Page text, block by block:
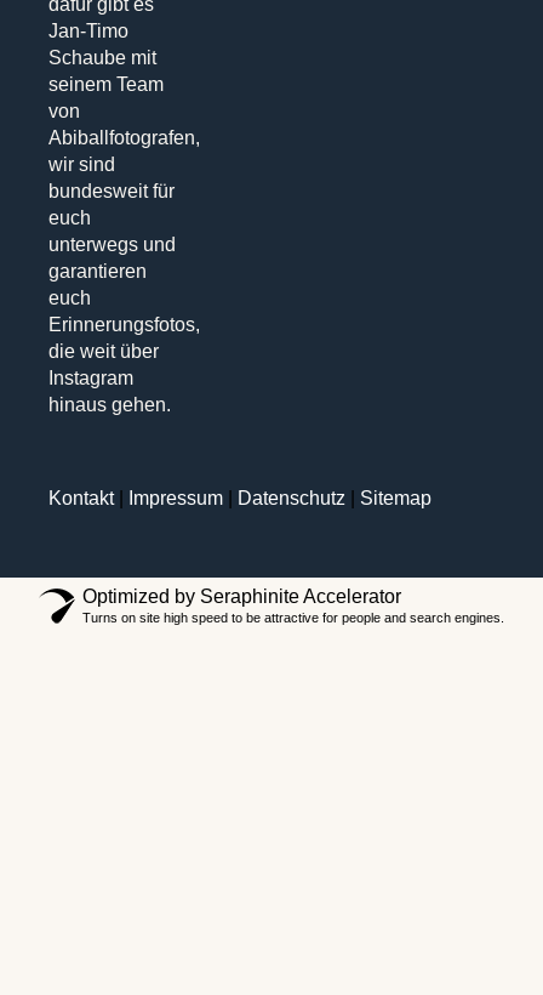
dafür gibt es
Jan-Timo
Schaube mit
seinem Team
von
Abiballfotografen,
wir sind
bundesweit für
euch
unterwegs und
garantieren
euch
Erinnerungsfotos,
die weit über
Instagram
hinaus gehen.
Kontakt| Impressum Datenschutz Sitemap
Optimized by Seraphinite Accelerator
Turns on site high speed to be attractive for people and search engines.